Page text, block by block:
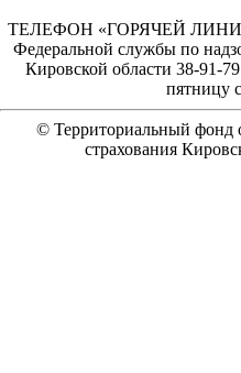
ТЕЛЕФОН «ГОРЯЧЕЙ
Федеральной службы по
Кировской области 38-91-
пятницу
© Территориальный фонд
страхования